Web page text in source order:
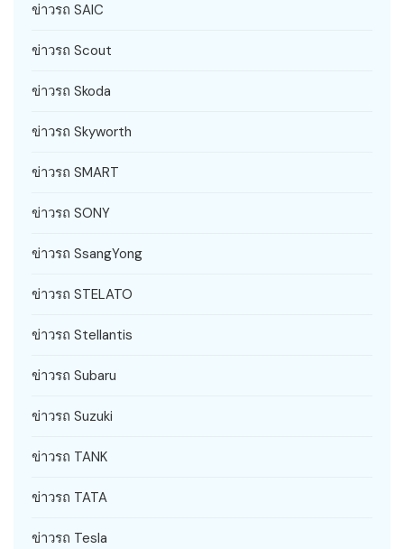
ข่าวรถ SAIC
ข่าวรถ Scout
ข่าวรถ Skoda
ข่าวรถ Skyworth
ข่าวรถ SMART
ข่าวรถ SONY
ข่าวรถ SsangYong
ข่าวรถ STELATO
ข่าวรถ Stellantis
ข่าวรถ Subaru
ข่าวรถ Suzuki
ข่าวรถ TANK
ข่าวรถ TATA
ข่าวรถ Tesla